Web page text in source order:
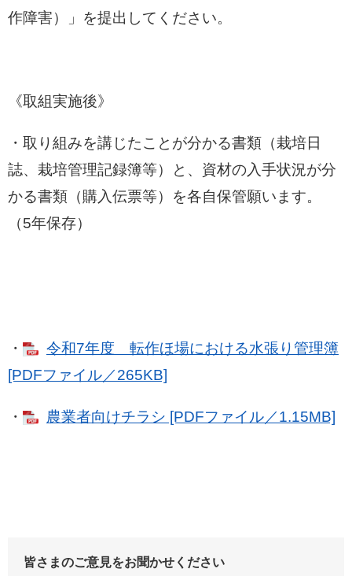
作障害）」を提出してください。
《取組実施後》
・取り組みを講じたことが分かる書類（栽培日
誌、栽培管理記録簿等）と、資材の入手状況が分
かる書類（購入伝票等）を各自保管願います。
（5年保存）
・
令和7年度 転作ほ場における水張り管理簿
[PDFファイル／265KB]
・ 農業者向けチラシ [PDFファイル／1.15MB]
皆さまのご意見をお聞かせください